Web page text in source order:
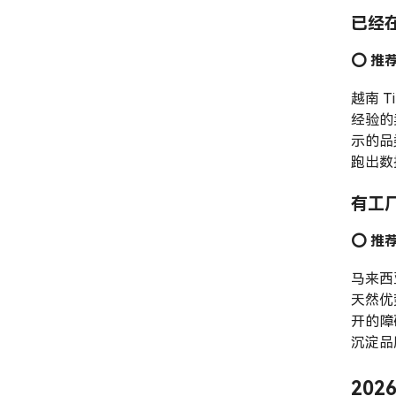
已经
⭕️ 推
越南
经验
示的
跑出
有工
⭕️ 推
马来
天然
开的
沉淀